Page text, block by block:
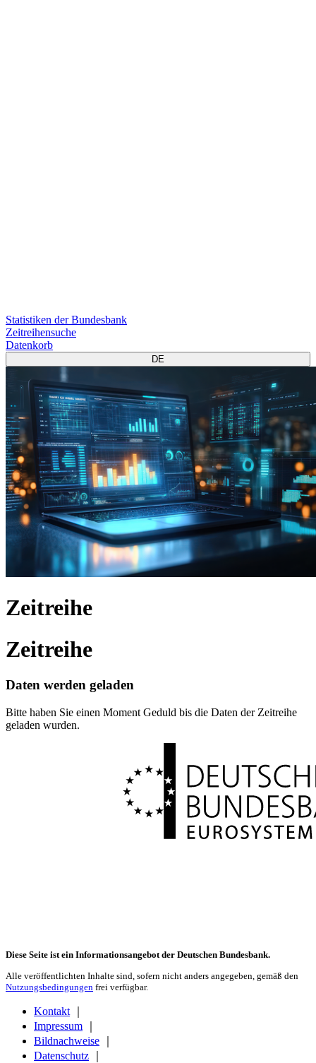
Statistiken der Bundesbank
Zeitreihensuche
Datenkorb
DE
Zeitreihe
Zeitreihe
Daten werden geladen
Bitte haben Sie einen Moment Geduld bis die Daten der Zeitreihe
geladen wurden.
Diese Seite ist ein Informationsangebot der Deutschen Bundesbank.
Alle veröffentlichten Inhalte sind, sofern nicht anders angegeben, gemäß den
Nutzungsbedingungen frei verfügbar.
Kontakt
Impressum
Bildnachweise
Datenschutz